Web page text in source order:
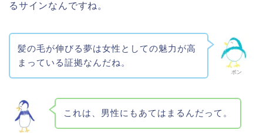
るサインなんですね。
ポン
髪の毛が伸びる夢は女性としての魅力が高
まっている証拠なんだね。
これは、男性にもあてはまるんだって。